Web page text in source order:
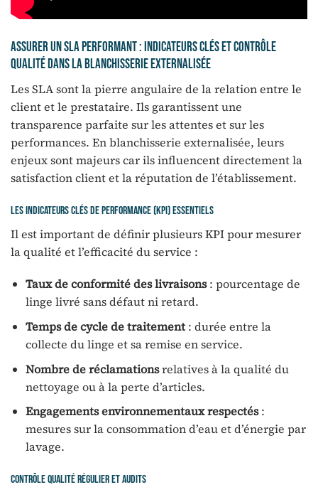
Assurer un SLA performant : indicateurs clés et contrôle
qualité dans la blanchisserie externalisée
Les SLA sont la pierre angulaire de la relation entre le
client et le prestataire. Ils garantissent une
transparence parfaite sur les attentes et sur les
performances. En blanchisserie externalisée, leurs
enjeux sont majeurs car ils influencent directement la
satisfaction client et la réputation de l’établissement.
Les indicateurs clés de performance (KPI) essentiels
Il est important de définir plusieurs KPI pour mesurer
la qualité et l’efficacité du service :
Taux de conformité des livraisons: pourcentage de
linge livré sans défaut ni retard.
Temps de cycle de traitement: durée entre la
collecte du linge et sa remise en service.
Nombre de réclamationsrelatives à la qualité du
nettoyage ou à la perte d’articles.
Engagements environnementaux respectés:
mesures sur la consommation d’eau et d’énergie par
lavage.
Contrôle qualité régulier et audits